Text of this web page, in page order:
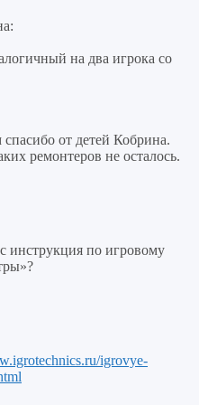
на два игрока со
от детей Кобрина.
ремонтеров не осталось.
инструкция по игровому
igrovye-